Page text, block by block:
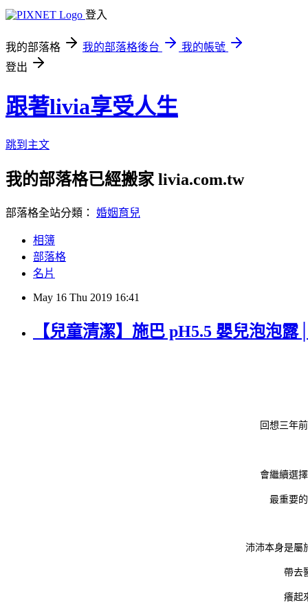
登入
我的部落格 我的部落格後台
我的帳號
登出
跟著livia享受人生
跳到主文
我的部落格已經搬家 livia.com.tw
部落格全站分類： 婚姻育兒
相簿
部落格
名片
May 16 Thu 2019 16:41
【兒童清潔】施巴 pH5.5 嬰兒泡泡
回想三年
會繼續選
最重要
沛沛本身是屬
帶去
癢起